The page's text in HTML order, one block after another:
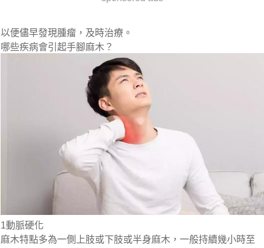
以便儘早發現腫瘤，及時治療。
哪些疾病會引起手腳麻木？
1動脈硬化
麻木特點多為一側上肢或下肢或半身麻木，一般持續幾小時至